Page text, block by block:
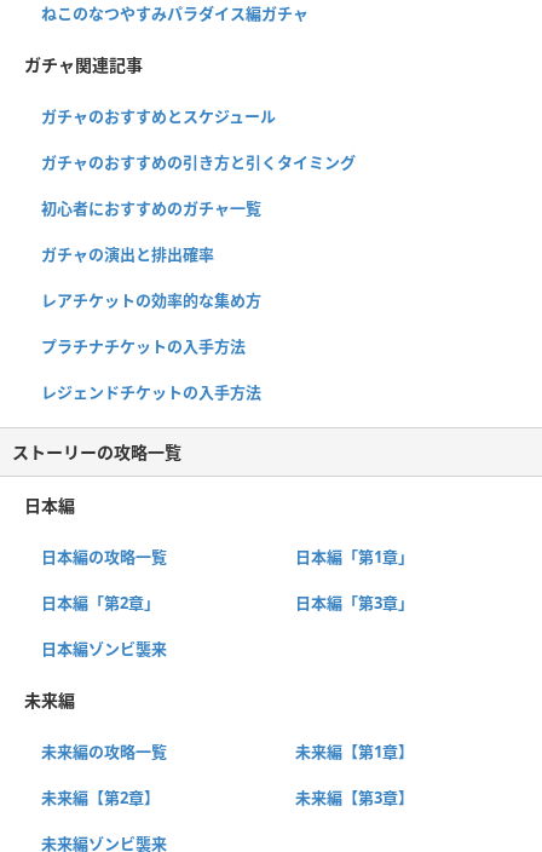
ねこのなつやすみパラダイス編ガチャ
ガチャ関連記事
ガチャのおすすめとスケジュール
ガチャのおすすめの引き方と引くタイミング
初心者におすすめのガチャ一覧
ガチャの演出と排出確率
レアチケットの効率的な集め方
プラチナチケットの入手方法
レジェンドチケットの入手方法
ストーリーの攻略一覧
日本編
日本編の攻略一覧 日本編「第1章」
日本編「第2章」 日本編「第3章」
日本編ゾンビ襲来
未来編
未来編の攻略一覧 未来編【第1章】
未来編【第2章】 未来編【第3章】
未来編ゾンビ襲来